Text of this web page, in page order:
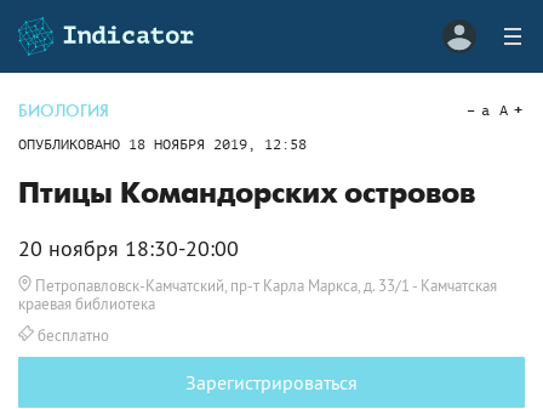
БИОЛОГИЯ
ОПУБЛИКОВАНО 18 НОЯБРЯ 2019, 12:58
a A
Птицы Командорских островов
20 ноября 18:30-20:00
Петропавловск-Камчатский, пр-т Карла Маркса, д. 33/1 - Камчатская
краевая библиотека
бесплатно
Зарегистрироваться